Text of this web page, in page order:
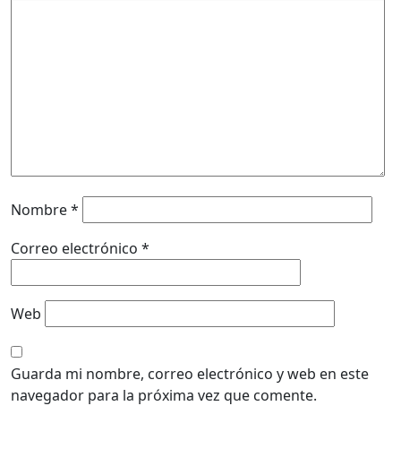
Nombre*
Correo electrónico *
Web
Guarda mi nombre, correo electrónico y web en este
navegador para la próxima vez que comente.